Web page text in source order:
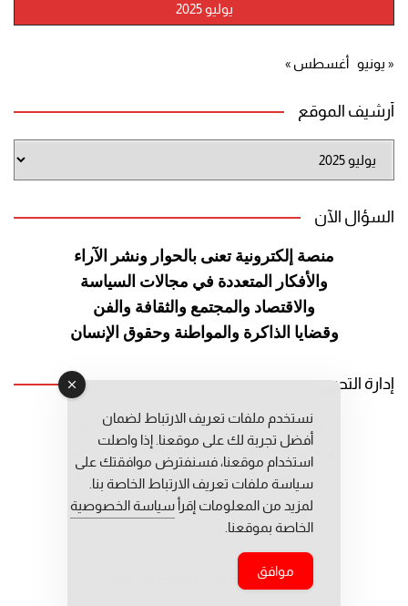
يوليو 2025
« يونيو أغسطس »
أرشيف الموقع
الموقع
السؤال الآن
منصة إلكترونية تعنى بالحوار ونشر
الآراء
والأفكار المتعددة في مجالات السياسة
والاقتصاد والمجتمع والثقافة والفن
وقضايا الذاكرة والمواطنة وحقوق الإنسان
إدارة التحرير
رئيس التحرير: عبد الرحيم التوراني
رئيس التحرير المساعد: المعطي قبال
مديرة التحرير: فاطمة حوحو
جميع حقوق النشر محفوظة © 2026
نستخدم ملفات تعريف الارتباط لضمان
أفضل تجربة لك على موقعنا. إذا واصلت
استخدام موقعنا، فسنفترض موافقتك على
سياسة ملفات تعريف الارتباط الخاصة بنا.
لمزيد من المعلومات إقرأ سياسة الخصوصية
الخاصة بموقعنا.
موافق